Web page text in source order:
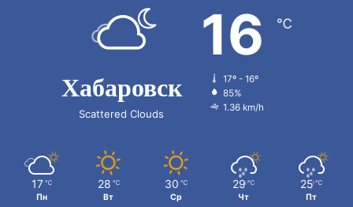
Хабаровск
Scattered Clouds
16 ℃
17º - 16º
85%
1.36 km/h
17 ℃
Пн
28 ℃
Вт
30 ℃
Ср
29 ℃
Чт
25 ℃
Пт